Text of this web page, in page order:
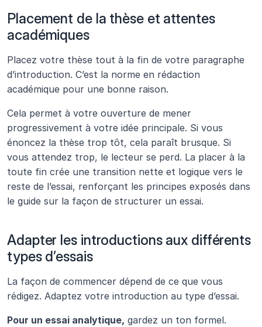
Placement de la thèse et attentes
académiques
Placez votre thèse tout à la fin de votre paragraphe
d’introduction. C’est la norme en rédaction
académique pour une bonne raison.
Cela permet à votre ouverture de mener
progressivement à votre idée principale. Si vous
énoncez la thèse trop tôt, cela paraît brusque. Si
vous attendez trop, le lecteur se perd. La placer à la
toute fin crée une transition nette et logique vers le
reste de l’essai, renforçant les principes exposés dans
le guide sur la façon de structurer un essai.
Adapter les introductions aux différents
types d’essais
La façon de commencer dépend de ce que vous
rédigez. Adaptez votre introduction au type d’essai.
Pour un essai analytique, gardez un ton formel.